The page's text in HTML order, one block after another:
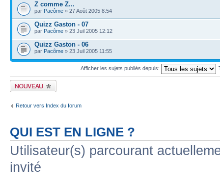
Z comme Z...
par Pacôme » 27 Août 2005 8:54
Quizz Gaston - 07
par Pacôme » 23 Juil 2005 12:12
Quizz Gaston - 06
par Pacôme » 23 Juil 2005 11:55
Afficher les sujets publiés depuis:
Publier un nouveau
sujet
Retour vers Index du forum
QUI EST EN LIGNE ?
Utilisateur(s) parcourant
invité